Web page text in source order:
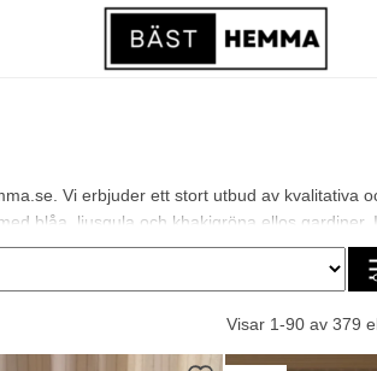
Vi erbjuder ett stort utbud av kvalitativa
blåa, ljusgula och khakigröna ellos
Visar 1-90 av 379